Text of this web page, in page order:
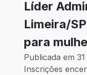
Líder
Limeira/
para
Publicada em
Inscrições